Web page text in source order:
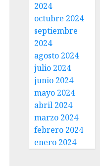
2024
octubre 2024
septiembre
2024
agosto 2024
julio 2024
junio 2024
mayo 2024
abril 2024
marzo 2024
febrero 2024
enero 2024